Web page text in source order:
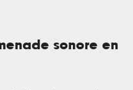
sonore en